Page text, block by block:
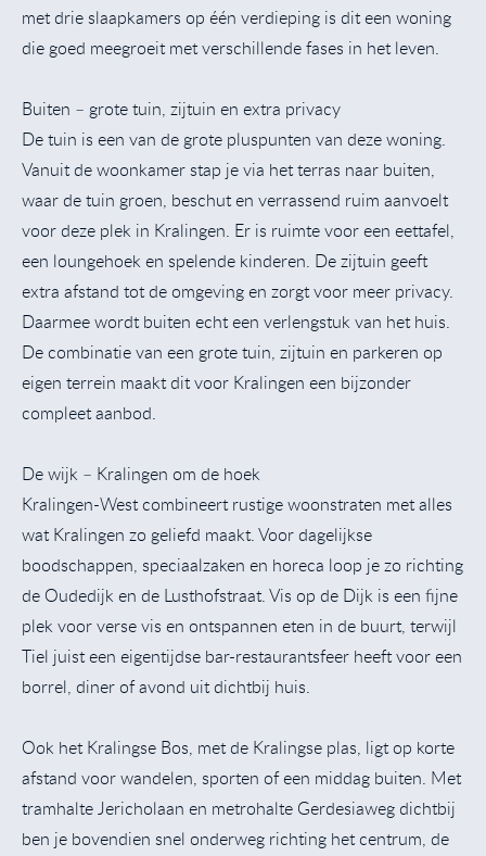
met drie slaapkamers op één verdieping is dit een woning
die goed meegroeit met verschillende fases in het leven.
Buiten – grote tuin, zijtuin en extra privacy
De tuin is een van de grote pluspunten van deze woning.
Vanuit de woonkamer stap je via het terras naar buiten,
waar de tuin groen, beschut en verrassend ruim aanvoelt
voor deze plek in Kralingen. Er is ruimte voor een eettafel,
een loungehoek en spelende kinderen. De zijtuin geeft
extra afstand tot de omgeving en zorgt voor meer privacy.
Daarmee wordt buiten echt een verlengstuk van het huis.
De combinatie van een grote tuin, zijtuin en parkeren op
eigen terrein maakt dit voor Kralingen een bijzonder
compleet aanbod.
De wijk – Kralingen om de hoek
Kralingen-West combineert rustige woonstraten met alles
wat Kralingen zo geliefd maakt. Voor dagelijkse
boodschappen, speciaalzaken en horeca loop je zo richting
de Oudedijk en de Lusthofstraat. Vis op de Dijk is een fijne
plek voor verse vis en ontspannen eten in de buurt, terwijl
Tiel juist een eigentijdse bar-restaurantsfeer heeft voor een
borrel, diner of avond uit dichtbij huis.
Ook het Kralingse Bos, met de Kralingse plas, ligt op korte
afstand voor wandelen, sporten of een middag buiten. Met
tramhalte Jericholaan en metrohalte Gerdesiaweg dichtbij
ben je bovendien snel onderweg richting het centrum, de